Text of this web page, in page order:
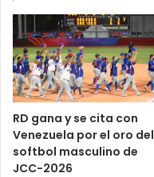
RD gana y se cita con
Venezuela por el oro del
softbol masculino de
JCC-2026